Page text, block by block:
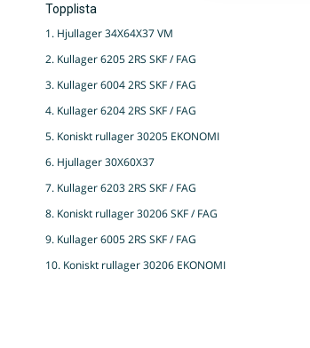
Topplista
1. Hjullager 34X64X37 VM
2. Kullager 6205 2RS SKF / FAG
3. Kullager 6004 2RS SKF / FAG
4. Kullager 6204 2RS SKF / FAG
5. Koniskt rullager 30205 EKONOMI
6. Hjullager 30X60X37
7. Kullager 6203 2RS SKF / FAG
8. Koniskt rullager 30206 SKF / FAG
9. Kullager 6005 2RS SKF / FAG
10. Koniskt rullager 30206 EKONOMI